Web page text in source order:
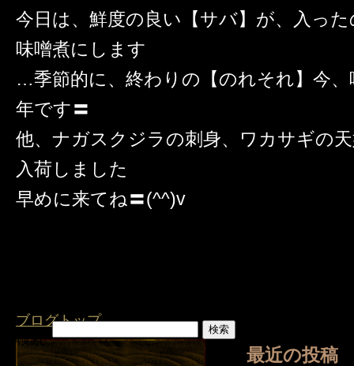
今日は、鮮度の良い【サバ】が、入っ
味噌煮にします
…季節的に、終わりの【のれそれ】今
年です〓
他、ナガスクジラの刺身、ワカサギの
入荷しました
早めに来てね〓(^^)v
ブログトップ
検索:
最近の投稿